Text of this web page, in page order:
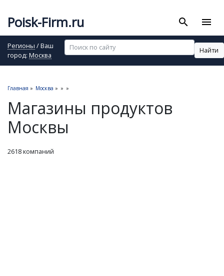
Poisk-Firm.ru search menu
Регионы / Ваш
город: Москва
Найти
Главная » Москва » » »
Магазины продуктов
Москвы
2618 компаний